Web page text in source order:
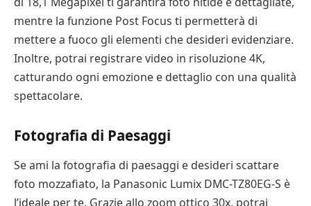
mentre la funzione Post Focus ti permetterà di
mettere a fuoco gli elementi che desideri evidenziare.
Inoltre, potrai registrare video in risoluzione 4K,
catturando ogni emozione e dettaglio con una qualità
spettacolare.
Fotografia di Paesaggi
Se ami la fotografia di paesaggi e desideri scattare
foto mozzafiato, la Panasonic Lumix DMC-TZ80EG-S è
l’ideale per te. Grazie allo zoom ottico 30x, potrai